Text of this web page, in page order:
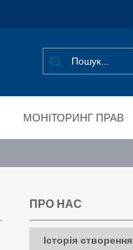
МОНІТОРИНГ ПРАВ
ПРО НАС
Історія створення